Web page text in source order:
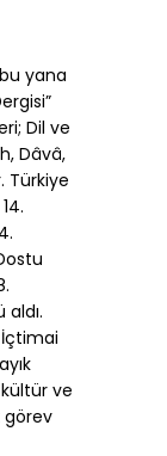
yana
Dil ve
Dâvâ,
Türkiye
aldı.
İçtimai
ve
görev